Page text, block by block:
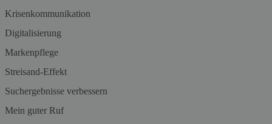
Krisenkommunikation
Digitalisierung
Markenpflege
Streisand-Effekt
Suchergebnisse verbessern
Mein guter Ruf